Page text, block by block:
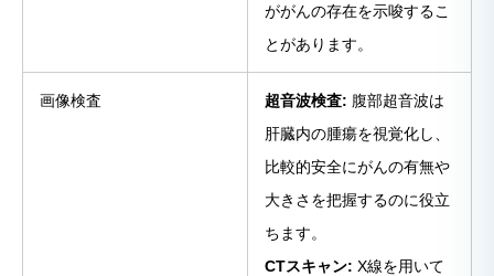
ががんの存在を示唆するこ
とがあります。
画像検査 超音波検査: 腹部超音波は
肝臓内の腫瘍を視覚化し、
比較的安全にがんの有無や
大きさを把握するのに役立
ちます。
CTスキャン: X線を用いて